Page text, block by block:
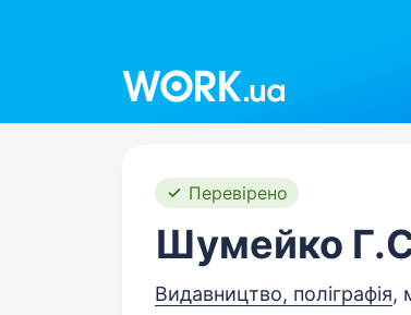
Перевірено
Шумейко
Видавництво, поліграфія,